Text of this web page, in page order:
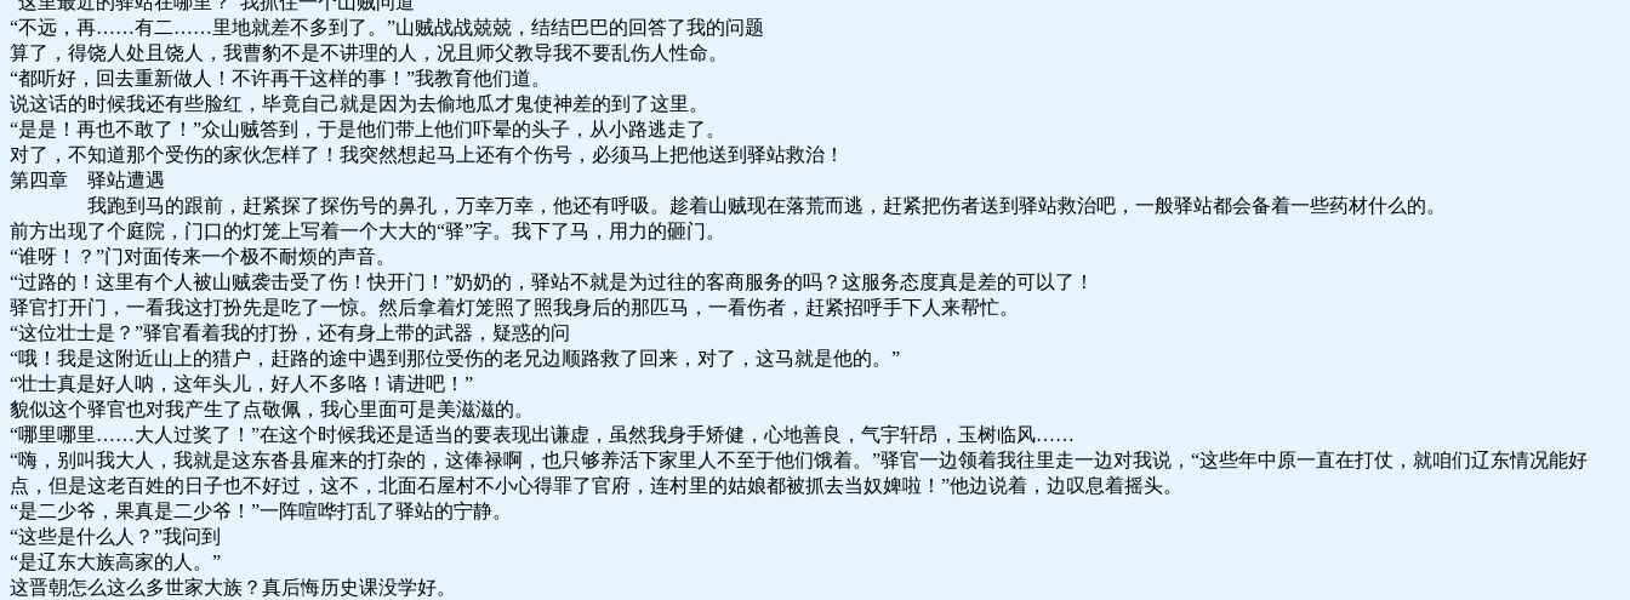
“不远，再……有二……里地就差不多到了。”山贼战战兢兢，结结巴巴的回答了我的问题
算了，得饶人处且饶人，我曹豹不是不讲理的人，况且师父教导我不要乱伤人性命。
“都听好，回去重新做人！不许再干这样的事！”我教育他们道。
说这话的时候我还有些脸红，毕竟自己就是因为去偷地瓜才鬼使神差的到了这里。
“是是！再也不敢了！”众山贼答到，于是他们带上他们吓晕的头子，从小路逃走了。
对了，不知道那个受伤的家伙怎样了！我突然想起马上还有个伤号，必须马上把他送到驿站救治！
第四章 驿站遭遇
我跑到马的跟前，赶紧探了探伤号的鼻孔，万幸万幸，他还有呼吸。趁着山贼现在落荒而逃，赶紧把伤者送到驿站救治吧，一般驿站都会备着一些药材什么的。
前方出现了个庭院，门口的灯笼上写着一个大大的“驿”字。我下了马，用力的砸门。
“谁呀！？”门对面传来一个极不耐烦的声音。
“过路的！这里有个人被山贼袭击受了伤！快开门！”奶奶的，驿站不就是为过往的客商服务的吗？这服务态度真是差的可以了！
驿官打开门，一看我这打扮先是吃了一惊。然后拿着灯笼照了照我身后的那匹马，一看伤者，赶紧招呼手下人来帮忙。
“这位壮士是？”驿官看着我的打扮，还有身上带的武器，疑惑的问
“哦！我是这附近山上的猎户，赶路的途中遇到那位受伤的老兄边顺路救了回来，对了，这马就是他的。”
“壮士真是好人呐，这年头儿，好人不多咯！请进吧！”
貌似这个驿官也对我产生了点敬佩，我心里面可是美滋滋的。
“哪里哪里……大人过奖了！”在这个时候我还是适当的要表现出谦虚，虽然我身手矫健，心地善良，气宇轩昂，玉树临风……
“嗨，别叫我大人，我就是这东沓县雇来的打杂的，这俸禄啊，也只够养活下家里人不至于他们饿着。”驿官一边领着我往里走一边对我说，“这些年中原一直在打仗，就咱们辽东情况能好
点，但是这老百姓的日子也不好过，这不，北面石屋村不小心得罪了官府，连村里的姑娘都被抓去当奴婢啦！”他边说着，边叹息着摇头。
“是二少爷，果真是二少爷！”一阵喧哗打乱了驿站的宁静。
“这些是什么人？”我问到
“是辽东大族高家的人。”
这晋朝怎么这么多世家大族？真后悔历史课没学好。